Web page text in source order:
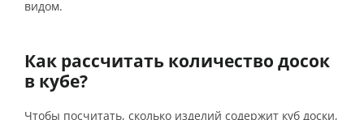
видом.
Как рассчитать количество досок
в кубе?
Чтобы посчитать, сколько изделий содержит куб доски,